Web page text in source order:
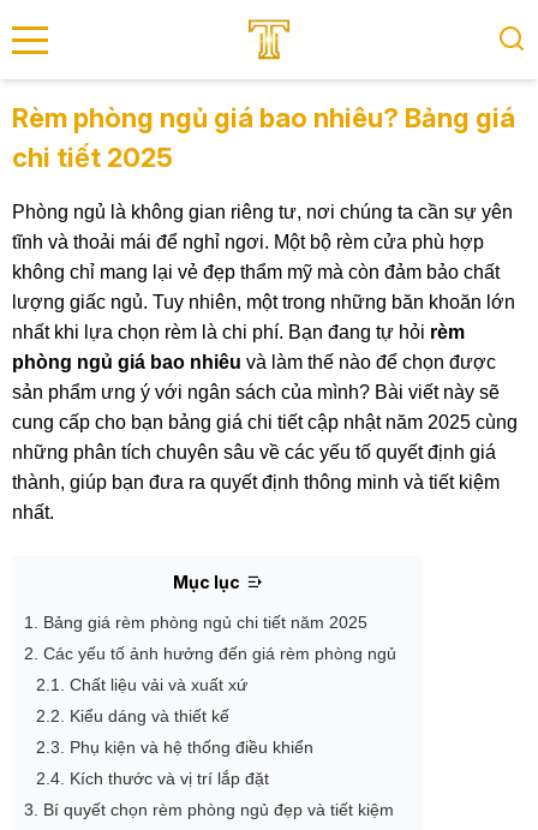
menu
Rèm phòng ngủ giá bao nhiêu? Bảng giá
chi tiết 2025
Phòng ngủ là không gian riêng tư, nơi chúng ta cần sự yên
tĩnh và thoải mái để nghỉ ngơi. Một bộ rèm cửa phù hợp
không chỉ mang lại vẻ đẹp thẩm mỹ mà còn đảm bảo chất
lượng giấc ngủ. Tuy nhiên, một trong những băn khoăn lớn
nhất khi lựa chọn rèm là chi phí. Bạn đang tự hỏi rèm
phòng ngủ giá bao nhiêu và làm thế nào để chọn được
sản phẩm ưng ý với ngân sách của mình? Bài viết này sẽ
cung cấp cho bạn bảng giá chi tiết cập nhật năm 2025 cùng
những phân tích chuyên sâu về các yếu tố quyết định giá
thành, giúp bạn đưa ra quyết định thông minh và tiết kiệm
nhất.
Mục lục
1. Bảng giá rèm phòng ngủ chi tiết năm 2025
2. Các yếu tố ảnh hưởng đến giá rèm phòng ngủ
2.1. Chất liệu vải và xuất xứ
2.2. Kiểu dáng và thiết kế
2.3. Phụ kiện và hệ thống điều khiển
2.4. Kích thước và vị trí lắp đặt
3. Bí quyết chọn rèm phòng ngủ đẹp và tiết kiệm